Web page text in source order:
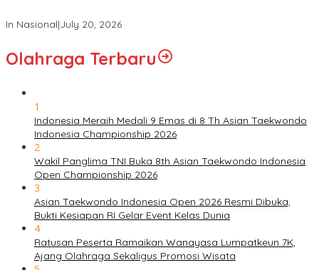
In Nasional|July 20, 2026
Olahraga Terbaru
1
Indonesia Meraih Medali 9 Emas di 8 Th Asian Taekwondo
Indonesia Championship 2026
2
Wakil Panglima TNI Buka 8th Asian Taekwondo Indonesia
Open Championship 2026
3
Asian Taekwondo Indonesia Open 2026 Resmi Dibuka,
Bukti Kesiapan RI Gelar Event Kelas Dunia
4
Ratusan Peserta Ramaikan Wanayasa Lumpatkeun 7K,
Ajang Olahraga Sekaligus Promosi Wisata